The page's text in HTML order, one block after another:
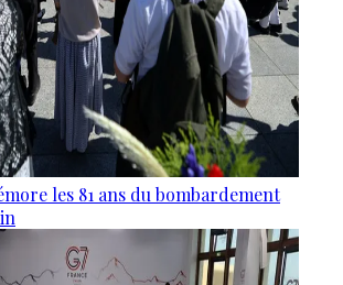
les 81 ans du bombardement